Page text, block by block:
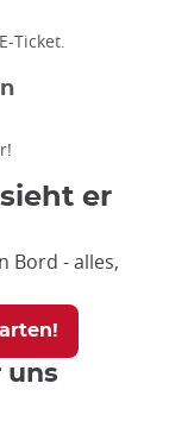
Ticket.
er
Bord - alles,
uns